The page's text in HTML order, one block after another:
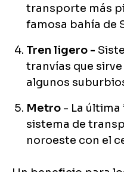
transporte más
famosa bahía de
Tren ligero -
tranvías que
algunos
Metro - La
sistema de
noroeste con el